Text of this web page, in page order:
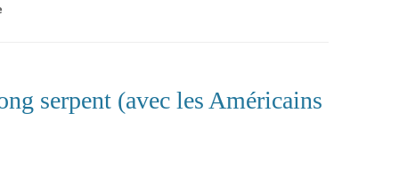
serpent (avec les Américains